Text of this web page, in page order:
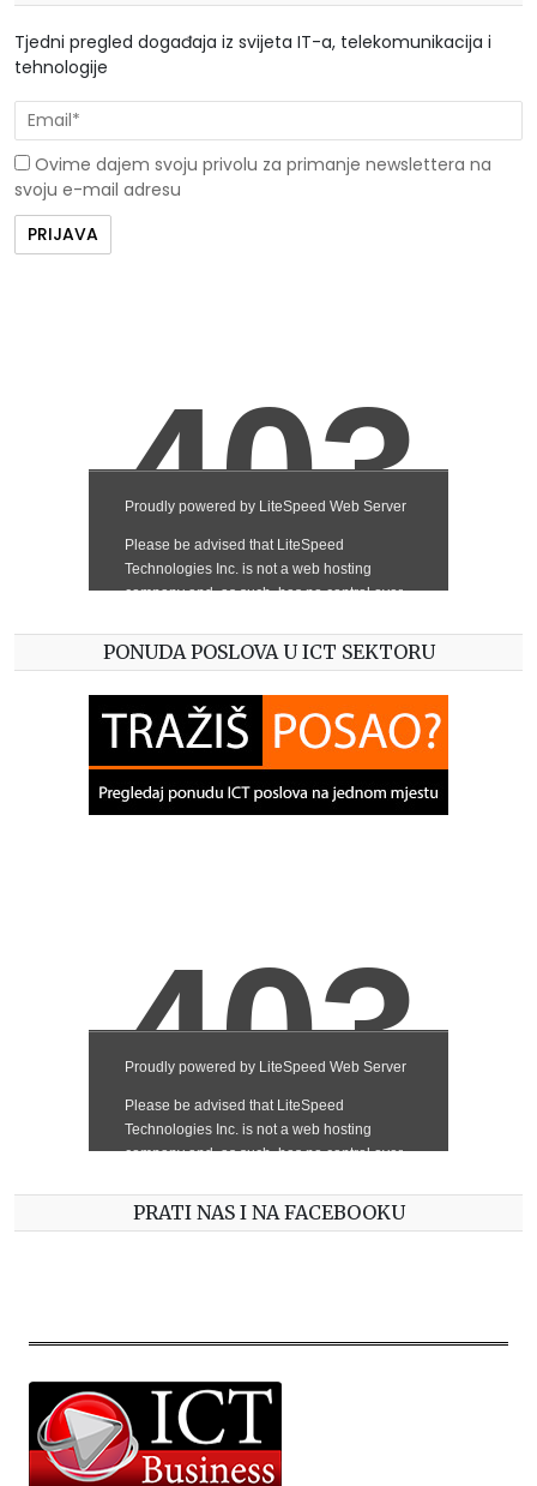
Tjedni pregled događaja iz svijeta IT-a, telekomunikacija i
tehnologije
Ovime dajem svoju privolu za primanje newslettera na
svoju e-mail adresu
PONUDA POSLOVA U ICT SEKTORU
PRATI NAS I NA FACEBOOKU